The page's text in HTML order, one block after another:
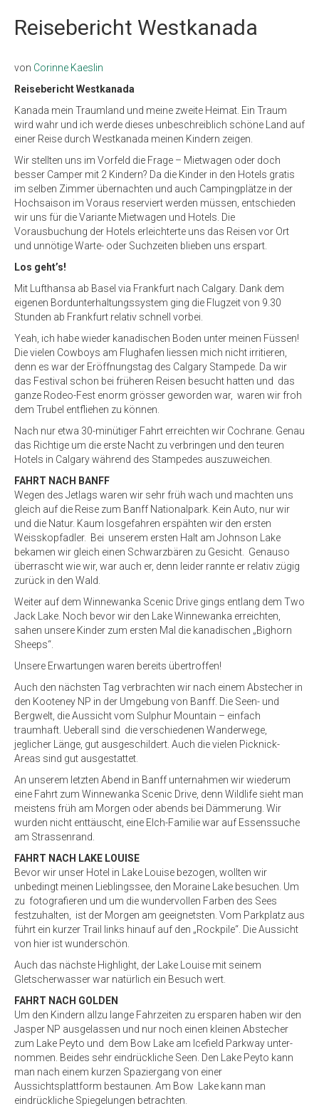
Reisebericht Westkanada
von Corinne Kaeslin
Reisebericht Westkanada
Kanada mein Traumland und meine zweite Heimat. Ein Traum
wird wahr und ich werde dieses unbeschreiblich schöne Land auf
einer Reise durch Westkanada meinen Kindern zeigen.
Wir stellten uns im Vorfeld die Frage – Mietwagen oder doch
besser Camper mit 2 Kindern? Da die Kinder in den Hotels gratis
im selben Zimmer übernachten und auch Campingplätze in der
Hochsaison im Voraus reserviert werden müssen, entschieden
wir uns für die Variante Mietwagen und Hotels. Die
Vorausbuchung der Hotels erleichterte uns das Reisen vor Ort
und unnötige Warte- oder Suchzeiten blieben uns erspart.
Los geht’s!
Mit Lufthansa ab Basel via Frankfurt nach Calgary. Dank dem
eigenen Bordunterhaltungssystem ging die Flugzeit von 9.30
Stunden ab Frankfurt relativ schnell vorbei.
Yeah, ich habe wieder kanadischen Boden unter meinen Füssen!
Die vielen Cowboys am Flughafen liessen mich nicht irritieren,
denn es war der Eröffnungstag des Calgary Stampede. Da wir
das Festival schon bei früheren Reisen besucht hatten und das
ganze Rodeo-Fest enorm grösser geworden war, waren wir froh
dem Trubel entfliehen zu können.
Nach nur etwa 30-minütiger Fahrt erreichten wir Cochrane. Genau
das Richtige um die erste Nacht zu verbringen und den teuren
Hotels in Calgary während des Stampedes auszuweichen.
FAHRT NACH BANFF
Wegen des Jetlags waren wir sehr früh wach und machten uns
gleich auf die Reise zum Banff Nationalpark. Kein Auto, nur wir
und die Natur. Kaum losgefahren erspähten wir den ersten
Weisskopfadler. Bei unserem ersten Halt am Johnson Lake
bekamen wir gleich einen Schwarzbären zu Gesicht. Genauso
überrascht wie wir, war auch er, denn leider rannte er relativ zügig
zurück in den Wald.
Weiter auf dem Winnewanka Scenic Drive gings entlang dem Two
Jack Lake. Noch bevor wir den Lake Winnewanka erreichten,
sahen unsere Kinder zum ersten Mal die kanadischen „Bighorn
Sheeps“.
Unsere Erwartungen waren bereits übertroffen!
Auch den nächsten Tag verbrachten wir nach einem Abstecher in
den Kooteney NP in der Umgebung von Banff. Die Seen- und
Bergwelt, die Aussicht vom Sulphur Mountain – einfach
traumhaft. Ueberall sind die verschiedenen Wanderwege,
jeglicher Länge, gut ausgeschildert. Auch die vielen Picknick-
Areas sind gut ausgestattet.
An unserem letzten Abend in Banff unternahmen wir wiederum
eine Fahrt zum Winnewanka Scenic Drive, denn Wildlife sieht man
meistens früh am Morgen oder abends bei Dämmerung. Wir
wurden nicht enttäuscht, eine Elch-Familie war auf Essenssuche
am Strassenrand.
FAHRT NACH LAKE LOUISE
Bevor wir unser Hotel in Lake Louise bezogen, wollten wir
unbedingt meinen Lieblingssee, den Moraine Lake besuchen. Um
zu fotografieren und um die wundervollen Farben des Sees
festzuhalten, ist der Morgen am geeignetsten. Vom Parkplatz aus
führt ein kurzer Trail links hinauf auf den „Rockpile“. Die Aussicht
von hier ist wunderschön.
Auch das nächste Highlight, der Lake Louise mit seinem
Gletscherwasser war natürlich ein Besuch wert.
FAHRT NACH GOLDEN
Um den Kindern allzu lange Fahrzeiten zu ersparen haben wir den
Jasper NP ausgelassen und nur noch einen kleinen Abstecher
zum Lake Peyto und dem Bow Lake am Icefield Parkway unter-
nommen. Beides sehr eindrückliche Seen. Den Lake Peyto kann
man nach einem kurzen Spaziergang von einer
Aussichtsplattform bestaunen. Am Bow Lake kann man
eindrückliche Spiegelungen betrachten.